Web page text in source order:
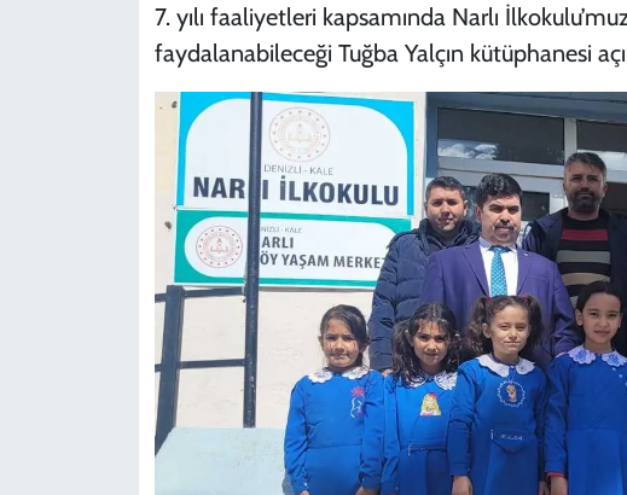
7. yılı faaliyetleri kapsamında Narlı
faydalanabileceği Tuğba Yalçın kütüphanesi